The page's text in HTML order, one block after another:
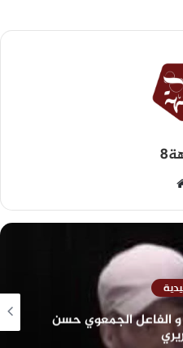
منسقا محليا لحزب
بجماعة الرتب